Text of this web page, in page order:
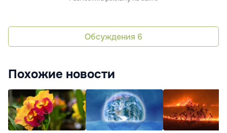
Обсуждения 6
Похожие новости